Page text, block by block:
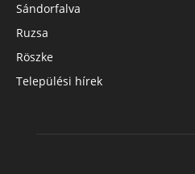
Sándorfalva
Ruzsa
Röszke
Települési hírek